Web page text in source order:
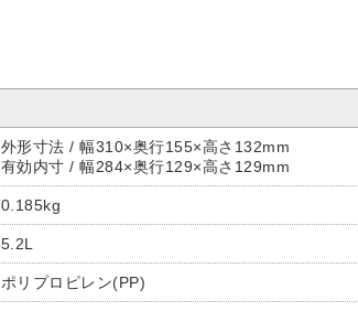
外形寸法 / 幅310×奥行155×高さ132mm
有効内寸 / 幅284×奥行129×高さ129mm
0.185kg
5.2L
ポリプロピレン(PP)